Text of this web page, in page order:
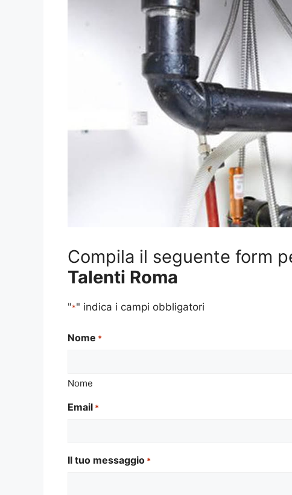
Compila il seguente form
Talenti Roma
"*" indica i campi obbligatori
Nome *
Nome
Email *
Il tuo messaggio *